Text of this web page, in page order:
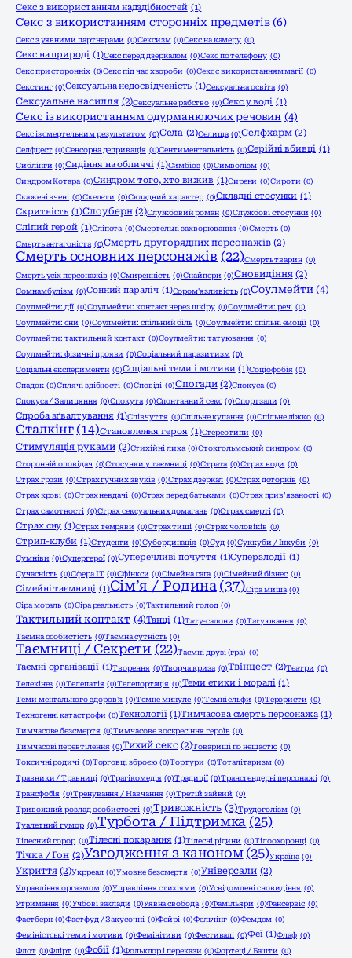
Секс з використанням надздібностей (1)
Секс з використанням сторонніх предметів (6)
Секс з уявними партнерами (0)Сексизм (0)Секс на камеру (0)
Секс на природі (1)Секс перед дзеркалом (0)Секс по телефону (0)
Секс при сторонніх (0)Секс під час хвороби (0)Секс с використанням магії (0)
Секстинг (0)Сексуальна недосвідченість (1)Сексуальна освіта (0)
Сексуальне насилля (2)Сексуальне рабство (0)Секс у воді (1)
Секс із використанням одурманюючих речовин (4)
Секс із смертельним результатом (0)Села (2)Селища (0)Селфхарм (2)
Селфцест (0)Сенсорна депривація (0)Сентиментальність (0)Серійні вбивці (1)
Сиблінги (0)Сидіння на обличчі (1)Симбіоз (0)Символізм (0)
Синдром Котара (0)Синдром того, хто вижив (1)Сирени (0)Сироти (0)
Скажені вчені (0)Скелети (0)Складний характер (0)Складні стосунки (1)
Скритність (1)Слоуберн (2)Службовий роман (0)Службові стосунки (0)
Сліпий герой (1)Сліпота (0)Смертельні захворювання (0)Смерть (0)
Смерть антагоніста (0)Смерть другорядних персонажів (2)
Смерть основних персонажів (22)Смерть тварин (0)
Смерть усіх персонажів (0)Смиренність (0)Снайпери (0)Сновидіння (2)
Сомнамбулізм (0)Сонний параліч (1)Сором'язливість (0)Соулмейти (4)
Соулмейти: дії (0)Соулмейти: контакт через шкіру (0)Соулмейти: речі (0)
Соулмейти: сни (0)Соулмейти: спільний біль (0)Соулмейти: спільні емоції (0)
Соулмейти: тактильний контакт (0)Соулмейти: татуювання (0)
Соулмейти: фізичні прояви (0)Соціальний паразитизм (0)
Соціальні експерименти (0)Соціальні теми і мотиви (1)Соціофобія (0)
Спадок (0)Сплячі здібності (0)Сповіді (0)Спогади (2)Спокуса (0)
Спокуса / Залицяння (0)Спокута (0)Спонтанний секс (0)Спортзали (0)
Спроба зґвалтування (1)Співчуття (0)Спільне купання (0)Спільне ліжко (0)
Сталкінг (14)Становлення героя (1)Стереотипи (0)
Стимуляція руками (2)Стихійні лиха (0)Стокгольмський синдром (0)
Сторонній оповідач (0)Стосунки у таємниці (0)Страта (0)Страх води (0)
Страх грози (0)Страх гучних звуків (0)Страх дзеркал (0)Страх доторків (0)
Страх крові (0)Страх невдачі (0)Страх перед батьками (0)Страх прив’язаності (0)
Страх самотності (0)Страх сексуальних домагань (0)Страх смерті (0)
Страх сну (1)Страх темряви (0)Страх тиші (0)Страх чоловіків (0)
Стрип-клуби (1)Студенти (0)Субординація (0)Суд (0)Суккуби / Інкуби (0)
Сумніви (0)Супергерої (0)Суперечливі почуття (1)Суперзлодії (1)
Сучасність (0)Сфера ІТ (0)Сфінкси (0)Сімейна сага (0)Сімейний бізнес (0)
Сімейні таємниці (1)Сім’я / Родина (37)Сіра миша (0)
Сіра мораль (0)Сіра реальність (0)Тактильний голод (0)
Тактильний контакт (4)Танці (1)Тату-салони (0)Татуювання (0)
Таємна особистість (0)Таємна сутність (0)
Таємниці / Секрети (22)Таємні друзі (гра) (0)
Таємні організації (1)Творення (0)Творча криза (0)Твінцест (2)Театри (0)
Телекінез (0)Телепатія (0)Телепортація (0)Теми етики і моралі (1)
Теми ментального здоров'я (0)Темне минуле (0)Темні ельфи (0)Терористи (0)
Техногенні катастрофи (0)Технології (1)Тимчасова смерть персонажа (1)
Тимчасове безсмертя (0)Тимчасове воскресіння героїв (0)
Тимчасові перевтілення (0)Тихий секс (2)Товариші по нещастю (0)
Токсичні родичі (0)Торговці зброєю (0)Тортури (0)Тоталітаризм (0)
Травники / Травниці (0)Трагікомедія (0)Традиції (0)Трансгендерні персонажі (0)
Трансфобія (0)Тренування / Навчання (0)Третій зайвий (0)
Тривожний розлад особистості (0)Тривожність (3)Трудоголізм (0)
Туалетний гумор (0)Турбота / Підтримка (25)
Тілесний горор (0)Тілесні покарання (1)Тілесні рідини (0)Тілоохоронці (0)
Тічка / Гон (2)Узгодження з каноном (25)Україна (0)
Укриття (2)Укрреал (0)Умовне безсмертя (0)Універсали (2)
Управління оргазмом (0)Управління стихіями (0)Усвідомлені сновидіння (0)
Утримання (0)Учбові заклади (0)Уявна свобода (0)Фамільяри (0)Фансервіс (0)
Фастберн (0)Фастфуд / Закусочні (0)Фейрі (0)Фельчінг (0)Фемдом (0)
Феміністські теми і мотиви (0)Фемінітиви (0)Фестивалі (0)Феї (1)Флаф (0)
Флот (0)Флірт (0)Фобії (1)Фольклор і перекази (0)Фортеці / Башти (0)